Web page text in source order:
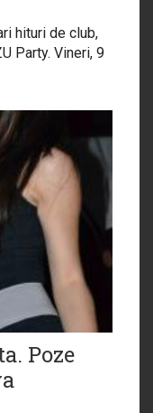
hituri de club,
Party. Vineri, 9
Poze